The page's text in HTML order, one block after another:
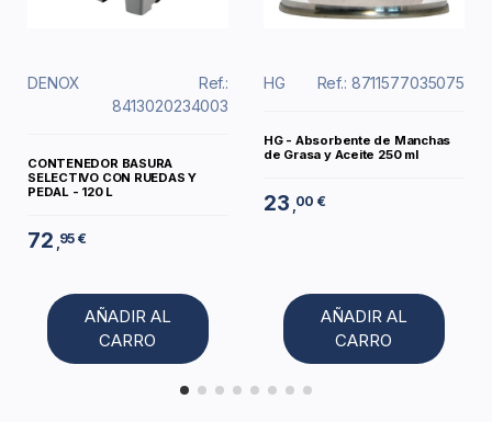
DENOX
Ref.:
8413020234003
CONTENEDOR BASURA
SELECTIVO CON RUEDAS Y
PEDAL - 120 L
72 ,95 €
AÑADIR AL
CARRO
HG Ref.: 8711577035075
HG - Absorbente de Manchas
de Grasa y Aceite 250 ml
23 ,00 €
AÑADIR AL
CARRO